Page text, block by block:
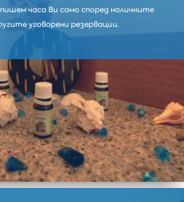
часа Ви само според наличните
уговорени резервации.